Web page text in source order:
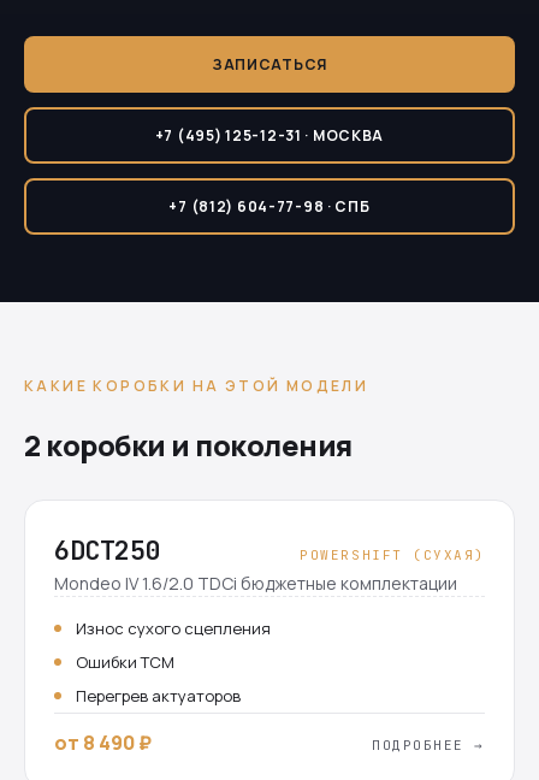
ЗАПИСАТЬСЯ
+7 (495) 125-12-31 · МОСКВА
+7 (812) 604-77-98 · СПБ
КАКИЕ КОРОБКИ НА ЭТОЙ МОДЕЛИ
2 коробки и поколения
6DCT250 POWERSHIFT (СУХАЯ)
Mondeo IV 1.6/2.0 TDCi бюджетные комплектации
Износ сухого сцепления
Ошибки TCM
Перегрев актуаторов
от 8 490 ₽ ПОДРОБНЕЕ →